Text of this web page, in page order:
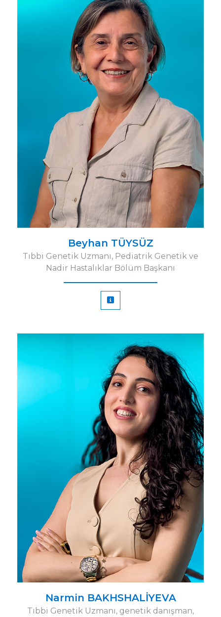
Beyhan TÜYSÜZ
Tıbbi Genetik Uzmanı, Pediatrik Genetik ve
Nadir Hastalıklar Bölüm Başkanı
Narmin BAKHSHALİYEVA
Tıbbi Genetik Uzmanı, genetik danışman,